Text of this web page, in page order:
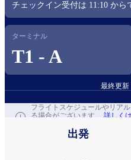
チェックイン受付は 11:10 から
ターミナル
T1 - A
最終更新
フライ
フライトスケジュールやリア
る場合がございます。 詳しく
出発